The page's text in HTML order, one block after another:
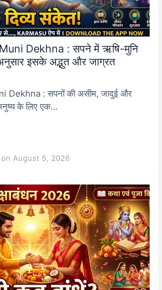
Dekhna : सपने में ऋषि-मुनि
इसके अद्भुत और जाग्रत
Dekhna : सपनों की असीम, जादुई और
मनुष्य के लिए एक…
on August 5, 2026